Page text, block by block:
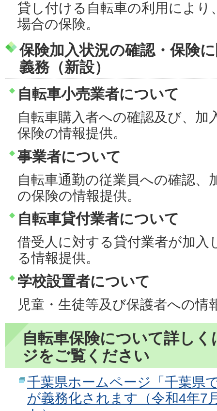
貸し付ける自転車の利用により
場合の保険。
保険加入状況の確認・保険
義務（新設）
自転車小売業者について
自転車購入者への確認及び、加
保険の情報提供。
事業者について
自転車通勤の従業員への確認、
の保険の情報提供。
自転車貸付業者について
借受人に対する貸付業者が加入
る情報提供。
学校設置者について
児童・生徒等及び保護者への情
自転車保険について詳し
ジをご覧ください
千葉県ホームページ「千葉県
が義務化されます（令和4年7